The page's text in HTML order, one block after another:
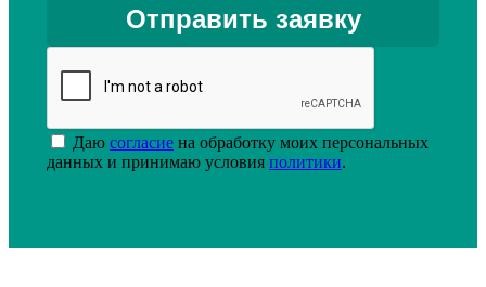
Даю согласие на обработку моих персональных
данных и принимаю условия политики.